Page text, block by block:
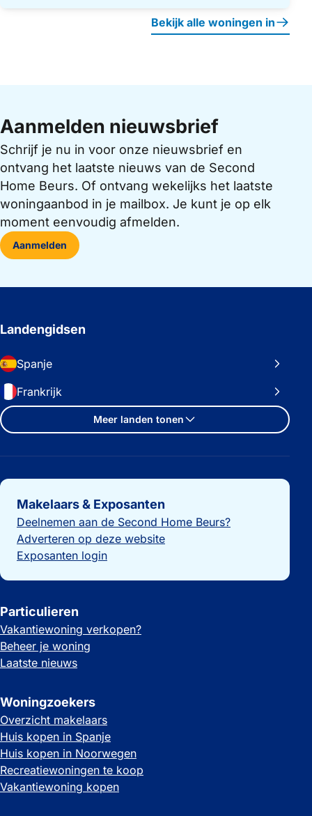
Bekijk alle woningen in
Aanmelden nieuwsbrief
Schrijf je nu in voor onze nieuwsbrief en
ontvang het laatste nieuws van de Second
Home Beurs. Of ontvang wekelijks het laatste
woningaanbod in je mailbox. Je kunt je op elk
moment eenvoudig afmelden.
Aanmelden
Landengidsen
Spanje
Frankrijk
Meer landen tonen
Belangrijke links
Makelaars & Exposanten
Deelnemen aan de Second Home Beurs?
Adverteren op deze website
Exposanten login
Particulieren
Vakantiewoning verkopen?
Beheer je woning
Laatste nieuws
Woningzoekers
Overzicht makelaars
Huis kopen in Spanje
Huis kopen in Noorwegen
Recreatiewoningen te koop
Vakantiewoning kopen